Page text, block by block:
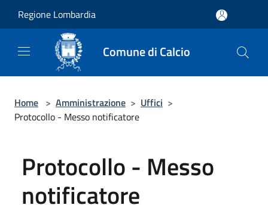
Regione Lombardia
Comune di Calcio
Home > Amministrazione > Uffici >
Protocollo - Messo notificatore
Protocollo - Messo
notificatore